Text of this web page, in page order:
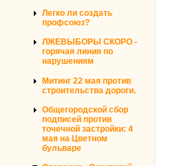
Легко ли создать
профсоюз?
ЛЖЕВЫБОРЫ СКОРО -
горячая линия по
нарушениям
Митинг 22 мая против
строительства дороги.
Общегородской сбор
подписей против
точечной застройки: 4
мая на Цветном
бульваре